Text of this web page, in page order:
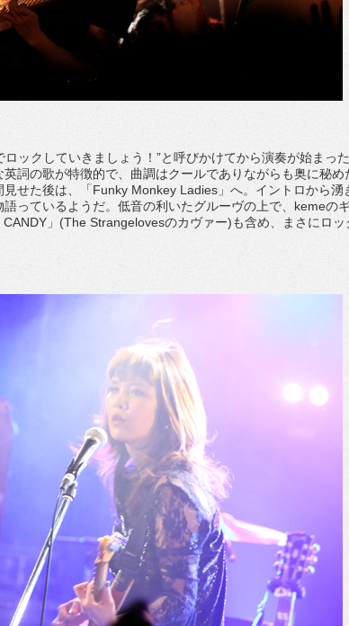
ックしていきましょう！”と呼びかけてから演奏が始まっ
詞の歌が特徴的で、曲調はクールでありながらも奥に秘め
せた後は、「Funky Monkey Ladies」へ。イントロから湧
っているようだ。低音の利いたグルーヴの上で、kemeの
」(The Strangelovesのカヴァー)も含め、まさにロッ